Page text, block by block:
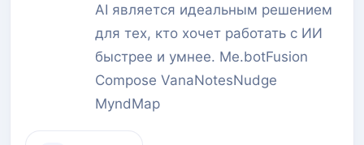
AI является идеальным решением
для тех, кто хочет работать с ИИ
быстрее и умнее. Me.botFusion
Compose VanaNotesNudge
MyndMap